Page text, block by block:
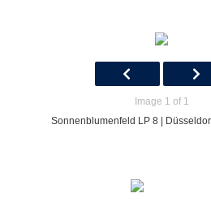
Image 1 of 1
Sonnenblumenfeld LP 8 |